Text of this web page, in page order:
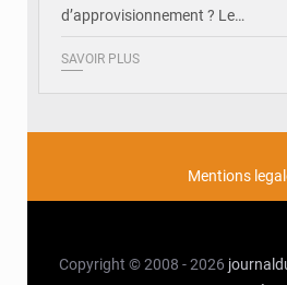
d’approvisionnement ? Le…
SAVOIR PLUS
Mentions
Copyright © 2008 - 2026